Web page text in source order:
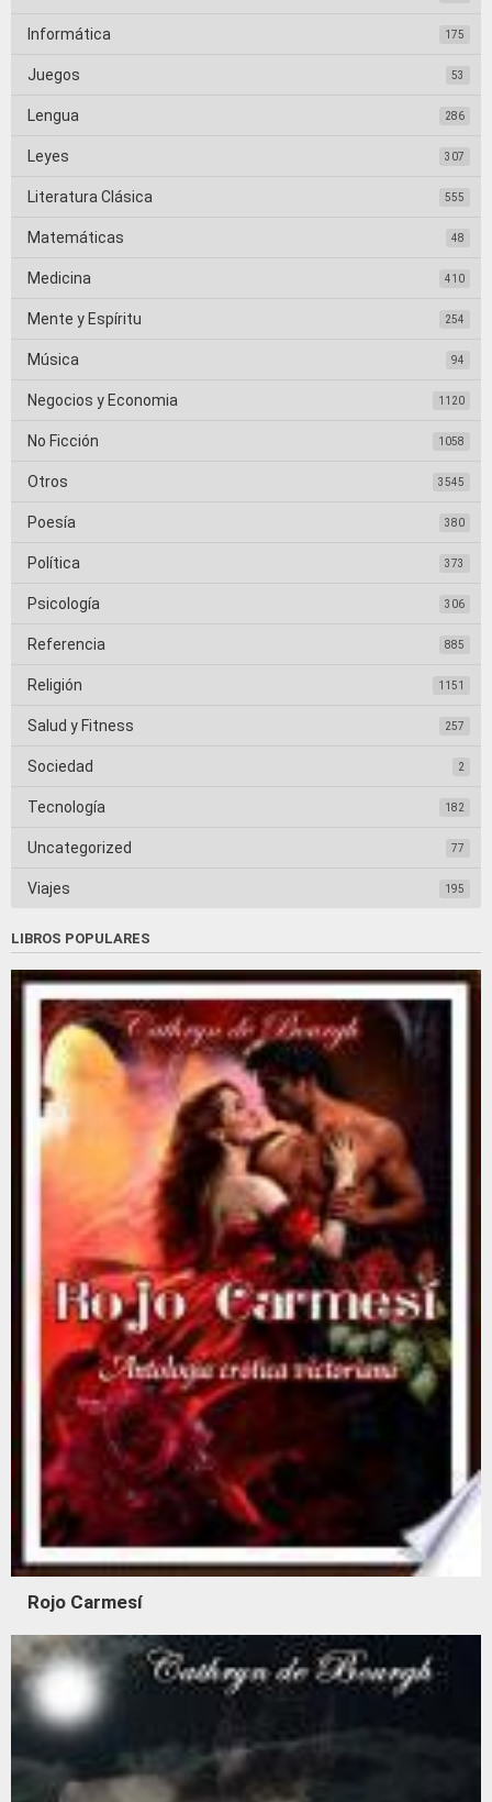
Informática 175
Juegos 53
Lengua 286
Leyes 307
Literatura Clásica 555
Matemáticas 48
Medicina 410
Mente y Espíritu 254
Música 94
Negocios y Economia 1120
No Ficción 1058
Otros 3545
Poesía 380
Política 373
Psicología 306
Referencia 885
Religión 1151
Salud y Fitness 257
Sociedad 2
Tecnología 182
Uncategorized 77
Viajes 195
LIBROS POPULARES
Rojo Carmesí